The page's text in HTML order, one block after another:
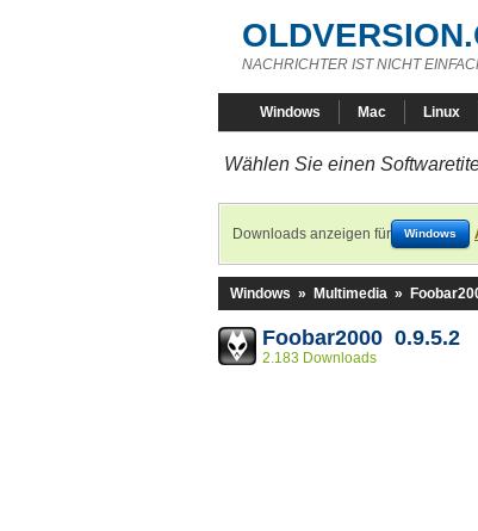
NACHRICHTER IST NICHT
Windows Mac Linux
Wählen Sie einen
Downloads anzeigen für Windows
Windows » Multimedia »
Foobar2000 0.9.5.2
2.183 Downloads